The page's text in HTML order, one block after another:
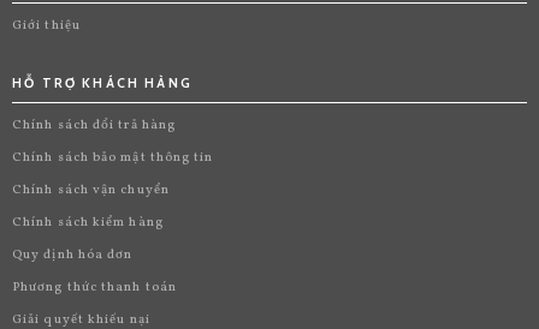
Giới thiệu
HỖ TRỢ KHÁCH HÀNG
Chính sách đổi trả hàng
Chính sách bảo mật thông tin
Chính sách vận chuyển
Chính sách kiểm hàng
Quy định hóa đơn
Phương thức thanh toán
Giải quyết khiếu nại